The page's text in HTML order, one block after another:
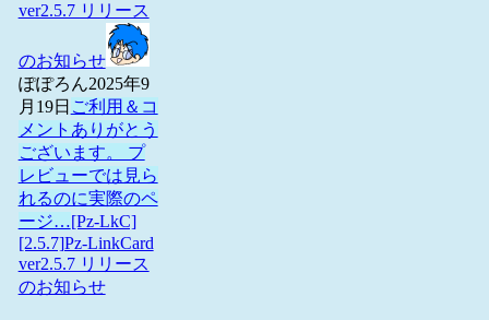
ver2.5.7 リリース
のお知らせ
ぽぽろん2025年9
月19日 ご利用＆コ
メントありがとう
ございます。 プ
レビューでは見ら
れるのに実際のペ
ージ…[Pz-LkC]
[2.5.7]Pz-LinkCard
ver2.5.7 リリース
のお知らせ